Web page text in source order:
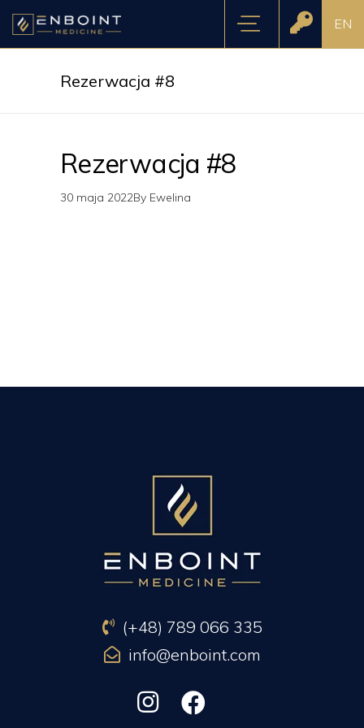
EN
Rezerwacja #8
Rezerwacja #8
30 maja 2022By Ewelina
(+48) 789 066 335
info@enboint.com